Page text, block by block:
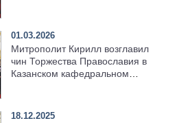
01.03.2026
Митрополит Кирилл возглавил
чин Торжества Православия в
Казанском кафедральном
18.12.2025